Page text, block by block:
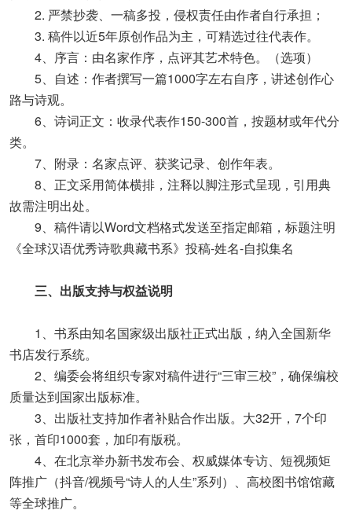
2. 严禁抄袭、一稿多投，侵权责任由作者自行承担；
3. 稿件以近5年原创作品为主，可精选过往代表作。
4、序言：由名家作序，点评其艺术特色。（选项）
5、自述：作者撰写一篇1000字左右自序，讲述创作心
路与诗观。
6、诗词正文：收录代表作150-300首，按题材或年代分
类。
7、附录：名家点评、获奖记录、创作年表。
8、正文采用简体横排，注释以脚注形式呈现，引用典
故需注明出处。
9、稿件请以Word文档格式发送至指定邮箱，标题注明
《全球汉语优秀诗歌典藏书系》投稿-姓名-自拟集名
三、出版支持与权益说明
1、书系由知名国家级出版社正式出版，纳入全国新华
书店发行系统。
2、编委会将组织专家对稿件进行“三审三校”，确保编校
质量达到国家出版标准。
3、出版社支持加作者补贴合作出版。大32开，7个印
张，首印1000套，加印有版税。
4、在北京举办新书发布会、权威媒体专访、短视频矩
阵推广（抖音/视频号“诗人的人生”系列）、高校图书馆馆藏
等全球推广。